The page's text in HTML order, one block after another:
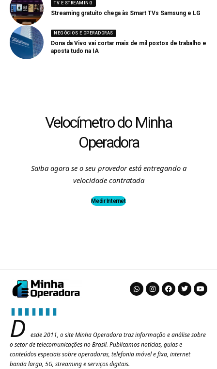
TV E STREAMING
Streaming gratuito chega às Smart TVs Samsung e LG
NEGÓCIOS E OPERADORAS
Dona da Vivo vai cortar mais de mil postos de trabalho e
aposta tudo na IA
Velocímetro do Minha
Operadora
Saiba agora se o seu provedor está entregando a
velocidade contratada
Medir Internet
D
esde 2011, o site Minha Operadora traz informação e análise sobre
o setor de telecomunicações no Brasil. Publicamos notícias, guias e
conteúdos especiais sobre operadoras, telefonia móvel e fixa, internet
banda larga, 5G, streaming e serviços digitais.